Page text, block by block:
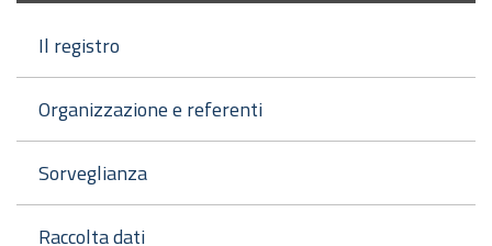
Il registro
Organizzazione e referenti
Sorveglianza
Raccolta dati